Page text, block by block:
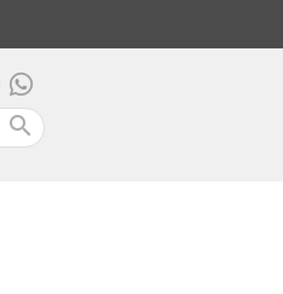
search